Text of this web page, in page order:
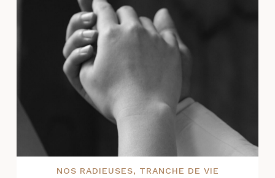
NOS RADIEUSES, TRANCHE DE VIE